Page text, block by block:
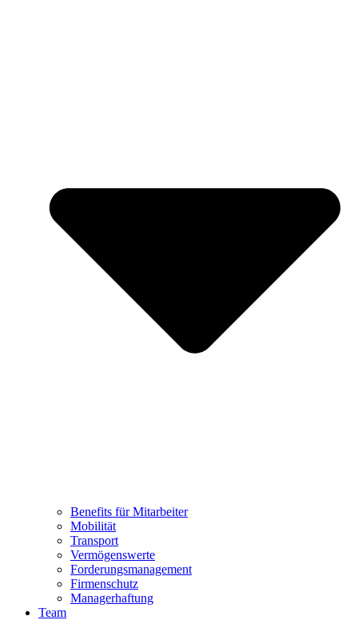
Benefits für Mitarbeiter
Mobilität
Transport
Vermögenswerte
Forderungsmanagement
Firmenschutz
Managerhaftung
Team